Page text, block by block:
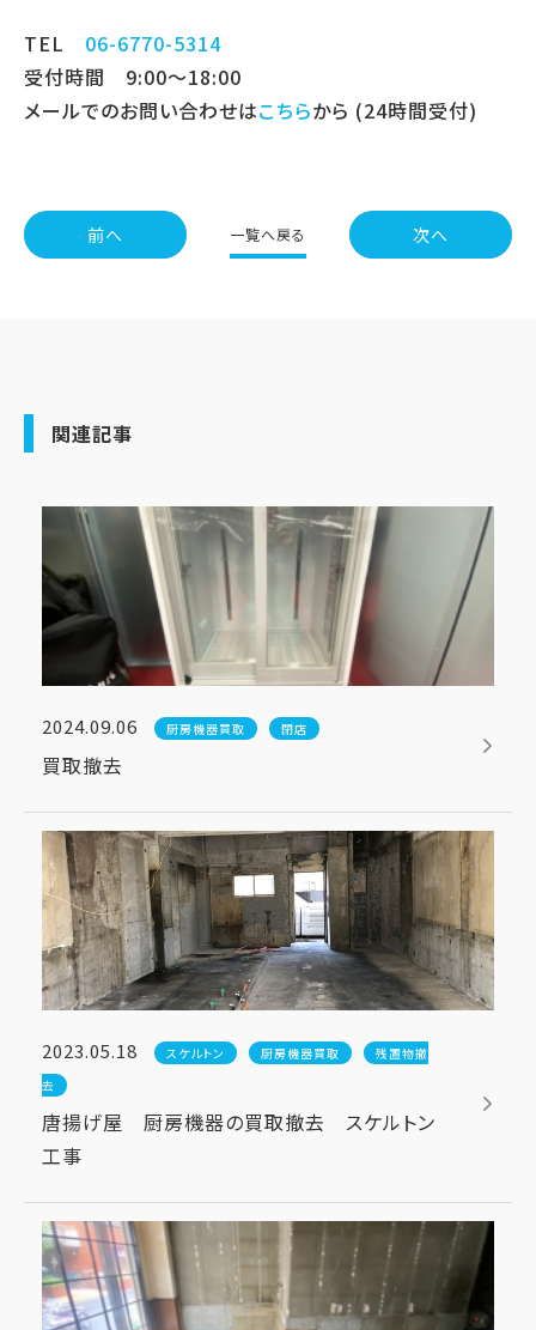
TEL 06-6770-5314
受付時間 9:00～18:00
メールでのお問い合わせはこちらから (24時間受付)
前へ 一覧へ戻る 次へ
関連記事
2024.09.06 厨房機器買取 閉店
買取撤去
2023.05.18 スケルトン 厨房機器買取
残置物撤
去
唐揚げ屋 厨房機器の買取撤去 スケルトン
工事